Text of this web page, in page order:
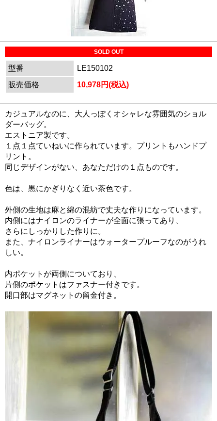
SOLD OUT
型番
LE150102
販売価格
10,978円(税込)
カジュアルなのに、大人っぽくオシャレな雰囲気のショル
ダーバッグ。
エストニア製です。
１点１点ていねいに作られています。プリントもハンドプ
リント。
同じデザインがない、あなただけの１点ものです。
色は、黒にかぎりなく近い茶色です。
外側の生地は麻と綿の混紡で丈夫な作りになっています。
内側にはナイロンのライナーが全面に張ってあり、
さらにしっかりした作りに。
また、ナイロンライナーはウォータープルーフなのがうれ
しい。
内ポケットが両側についており、
片側のポケットはファスナー付きです。
開口部はマグネットの留金付き。